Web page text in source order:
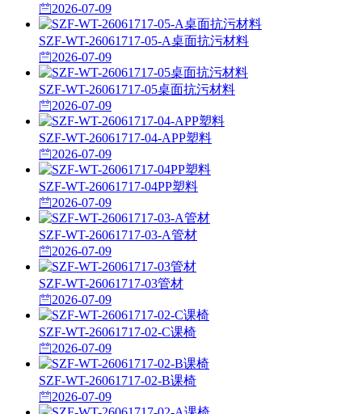
2026-07-09
SZF-WT-26061717-05-A桌面抗污材料
2026-07-09
SZF-WT-26061717-05桌面抗污材料
2026-07-09
SZF-WT-26061717-04-APP塑料
2026-07-09
SZF-WT-26061717-04PP塑料
2026-07-09
SZF-WT-26061717-03-A管材
2026-07-09
SZF-WT-26061717-03管材
2026-07-09
SZF-WT-26061717-02-C课椅
2026-07-09
SZF-WT-26061717-02-B课椅
2026-07-09